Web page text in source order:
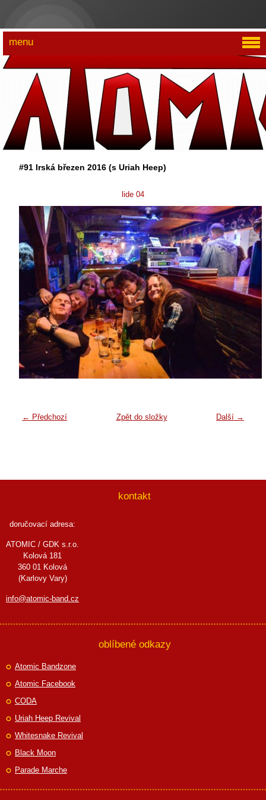
#91 Irská březen 2016 (s Uriah Heep)
lide 04
← Předchozí Další →
Zpět do složky
menu
kontakt
doručovací adresa:
ATOMIC / GDK s.r.o.
Kolová 181
360 01 Kolová
(Karlovy Vary)
info@atomic-band.cz
oblíbené odkazy
Atomic Bandzone
Atomic Facebook
CODA
Uriah Heep Revival
Whitesnake Revival
Black Moon
Parade Marche